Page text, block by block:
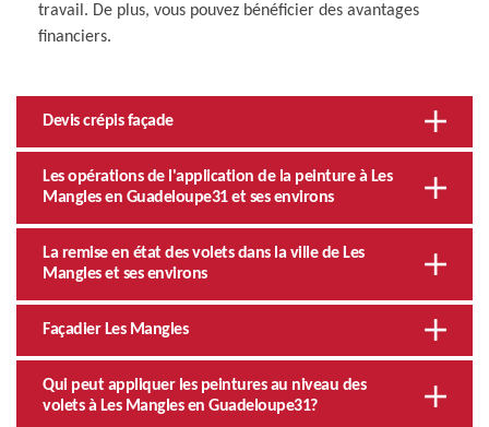
travail. De plus, vous pouvez bénéficier des avantages
financiers.
Devis crépis façade
Les opérations de l'application de la peinture à Les
Mangles en Guadeloupe31 et ses environs
La remise en état des volets dans la ville de Les
Mangles et ses environs
Façadier Les Mangles
Qui peut appliquer les peintures au niveau des
volets à Les Mangles en Guadeloupe31?